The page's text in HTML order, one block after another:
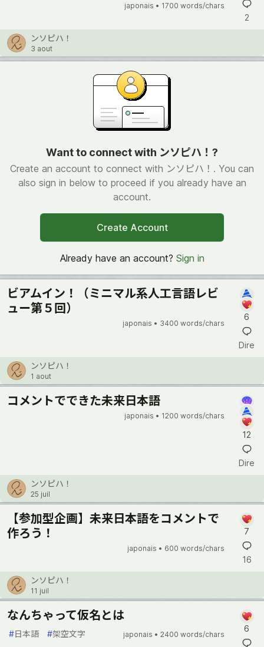
japonais • 1700 words/chars
2
ンソピハ！
3 aout
Want to connect with ンソピハ！?
Create an account to connect with ンソピハ！. You can
also sign in below to proceed if you already have an
account.
Create Account
Already have an account? Sign in
ビアムイン！（ミニマル系人工言語レビ
ュー第５回）
japonais • 3400 words/chars
6
Dire
ンソピハ！
1 aout
コメントでできた未来日本語
japonais • 1200 words/chars
12
Dire
ンソピハ！
25 juil
【参加型企画】未来日本語をコメントで
作ろう！
japonais • 600 words/chars
7
16
ンソピハ！
11 juil
なんちゃって仮名とは
#日本語 #架空文字 japonais • 2400 words/chars
6